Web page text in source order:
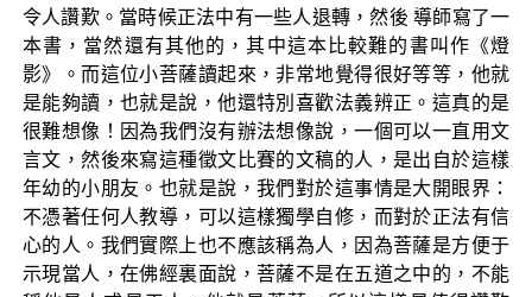
令人讚歎。當時候正法中有一些人退轉，然後 導師寫了一
本書，當然還有其他的，其中這本比較難的書叫作《燈
影》。而這位小菩薩讀起來，非常地覺得很好等等，他就
是能夠讀，也就是說，他還特別喜歡法義辨正。這真的是
很難想像！因為我們沒有辦法想像說，一個可以一直用文
言文，然後來寫這種徵文比賽的文稿的人，是出自於這樣
年幼的小朋友。也就是說，我們對於這事情是大開眼界：
不憑著任何人教導，可以這樣獨學自修，而對於正法有信
心的人。我們實際上也不應該稱為人，因為菩薩是方便于
示現當人，在佛經裏面說，菩薩不是在五道之中的，不能